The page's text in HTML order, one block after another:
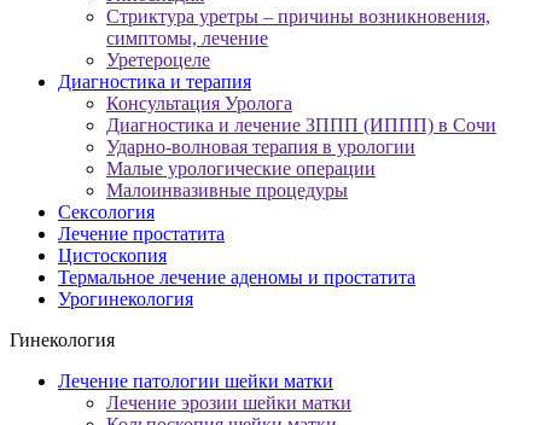
Стриктура уретры – причины возникновения,
симптомы, лечение
Уретероцеле
Диагностика и терапия
Консультация Уролога
Диагностика и лечение ЗППП (ИППП) в Сочи
Ударно-волновая терапия в урологии
Малые урологические операции
Малоинвазивные процедуры
Сексология
Лечение простатита
Цистоскопия
Термальное лечение аденомы и простатита
Урогинекология
Гинекология
Лечение патологии шейки матки
Лечение эрозии шейки матки